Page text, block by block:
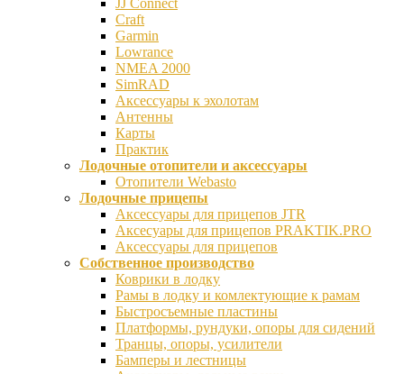
JJ Connect
Craft
Garmin
Lowrance
NMEA 2000
SimRAD
Аксессуары к эхолотам
Антенны
Карты
Практик
Лодочные отопители и аксессуары
Отопители Webasto
Лодочные прицепы
Аксессуары для прицепов JTR
Аксесуары для прицепов PRAKTIK.PRO
Аксессуары для прицепов
Собственное производство
Коврики в лодку
Рамы в лодку и комлектующие к рамам
Быстросъемные пластины
Платформы, рундуки, опоры для сидений
Транцы, опоры, усилители
Бамперы и лестницы